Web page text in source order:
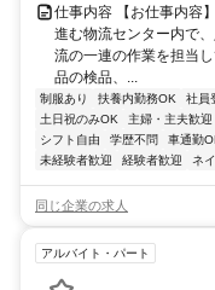
仕事内容 【お仕事内容
進む物流センター内で
流の一連の作業を担当
品の検品、...
制服あり 扶養内勤務OK 社員
土日祝のみOK
主婦・主夫歓迎
シフト自由
学歴不問 車通勤
未経験者歓迎
経験者歓迎 ネ
同じ企業の求人
アルバイト・パート